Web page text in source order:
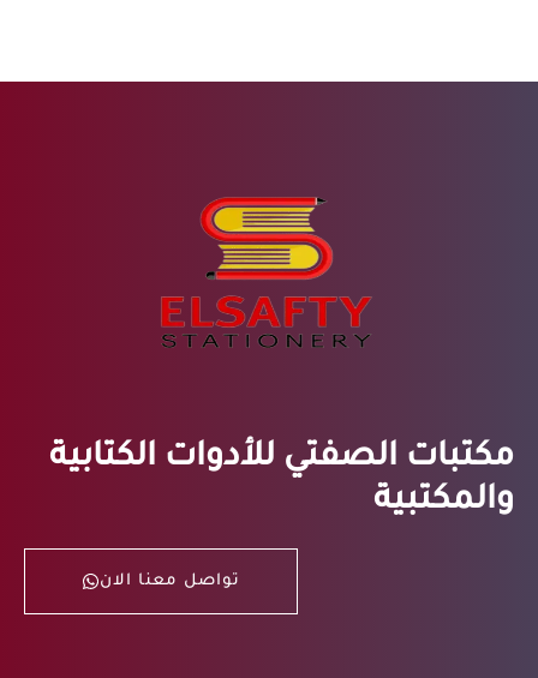
مكتبات الصفتي للأدوات الكتابية
والمكتبية
تواصل معنا الان